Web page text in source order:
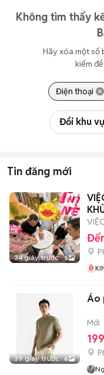
Không tìm thấy
Hãy xóa một số
kiếm
Điện thoại
Đổi khu
Tin đăng mới
34 giây trước 5
39 giây trước 6
Áo
Mới